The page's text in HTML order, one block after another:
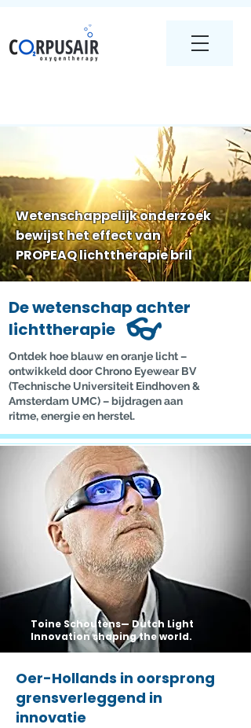
Wetenschappelijk onderzoek
bewijst het effect van
PROPEAQ lichttherapie bril
De wetenschap achter
lichttherapie 👓
Ontdek hoe blauw en oranje licht –
ontwikkeld door Chrono Eyewear BV
(Technische Universiteit Eindhoven &
Amsterdam UMC) – bijdragen aan
ritme, energie en herstel.
Toine Schoutens— Dutch Light
Innovation shaping the world.
Oer-Hollands in oorsprong
grensverleggend in
innovatie